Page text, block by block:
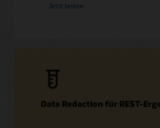
Jetzt testen
Data Redaction für REST-